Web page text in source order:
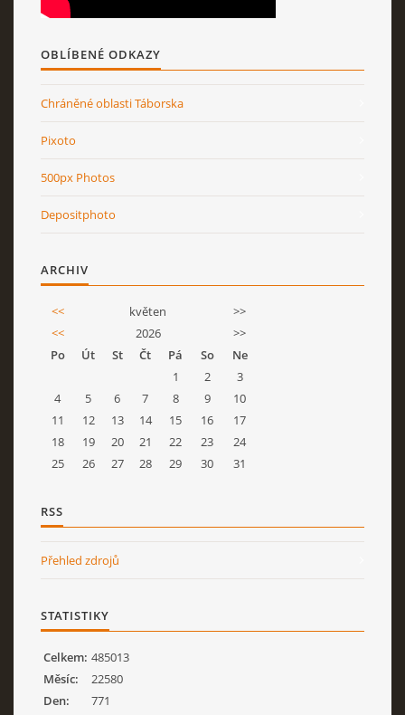
OBLÍBENÉ ODKAZY
Chráněné oblasti Táborska
Pixoto
500px Photos
Depositphoto
ARCHIV
<< květen
>>
<<
2026
>>
Po
Út St Čt Pá So
Ne
1
2
3
4
5 6 7 8 9
10
11
12 13 14 15 16
17
18
19 20 21 22 23
24
25
26 27 28 29 30 31
RSS
Přehled zdrojů
STATISTIKY
Celkem: 485013
Měsíc:
22580
Den:
771